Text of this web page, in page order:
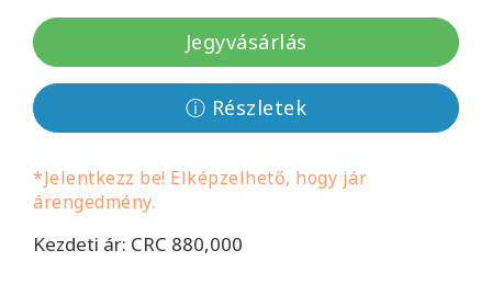
Tanfolyamok
Facilitators
More
Jegyvásárlás
ⓘ Részletek
*Jelentkezz be! Elképzelhető, hogy jár
árengedmény.
Kezdeti ár: CRC 880,000